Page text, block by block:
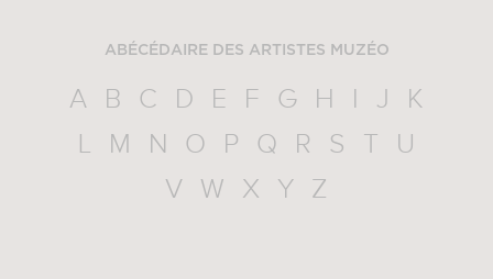
ABÉCÉDAIRE DES ARTISTES MUZÉO
A B C D E F G H I J
K
L
M N O P Q R S T
U
V
W X Y Z